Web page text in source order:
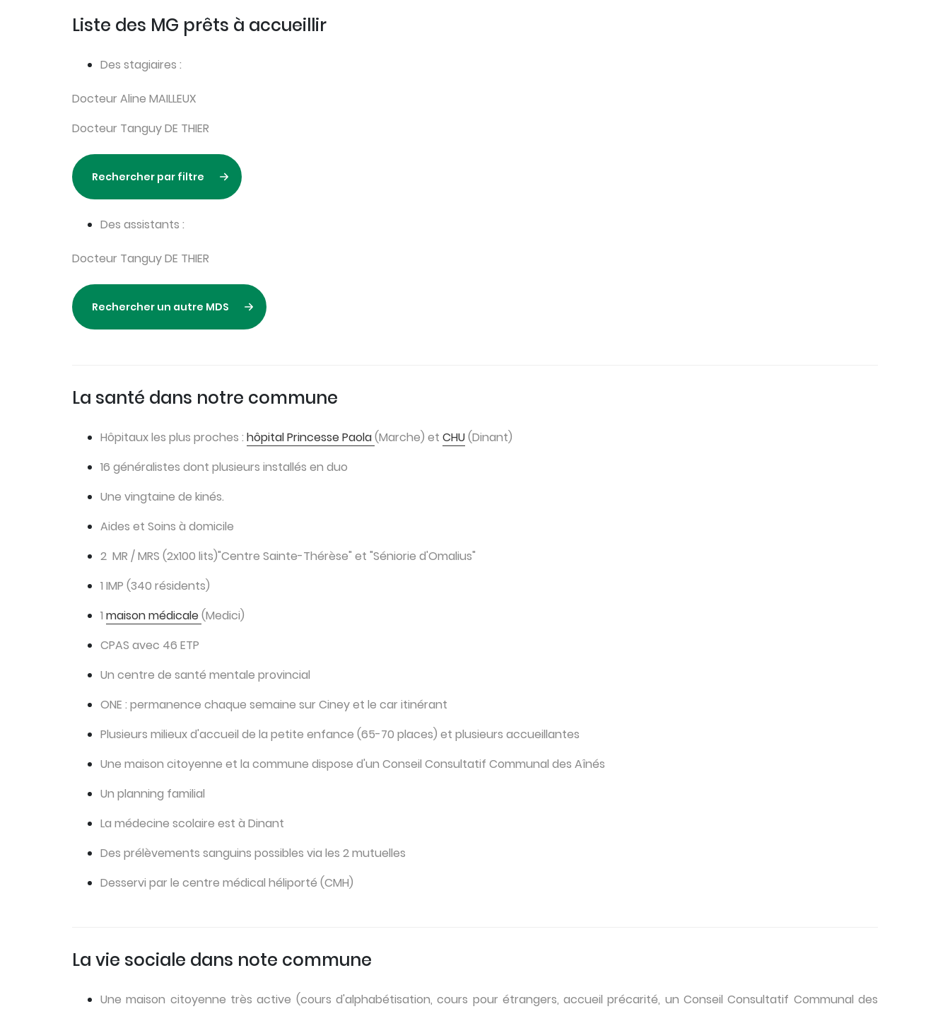
Liste des MG prêts à accueillir
Des stagiaires :
Docteur Aline MAILLEUX
Docteur Tanguy DE THIER
Rechercher par filtre
Des assistants :
Docteur Tanguy DE THIER
Rechercher un autre MDS
La santé dans notre commune
Hôpitaux les plus proches : hôpital Princesse Paola(Marche) et CHU(Dinant)
16 généralistes dont plusieurs installés en duo
Une vingtaine de kinés.
Aides et Soins à domicile
2 MR / MRS (2x100 lits)"Centre Sainte-Thérèse" et "Séniorie d'Omalius"
1 IMP (340 résidents)
1 maison médicale(Medici)
CPAS avec 46 ETP
Un centre de santé mentale provincial
ONE : permanence chaque semaine sur Ciney et le car itinérant
Plusieurs milieux d'accueil de la petite enfance (65-70 places) et plusieurs accueillantes
Une maison citoyenne et la commune dispose d'un Conseil Consultatif Communal des Aînés
Un planning familial
La médecine scolaire est à Dinant
Des prélèvements sanguins possibles via les 2 mutuelles
Desservi par le centre médical héliporté (CMH)
La vie sociale dans note commune
Une maison citoyenne très active (cours d'alphabétisation, cours pour étrangers, accueil précarité, un Conseil Consultatif Communal des